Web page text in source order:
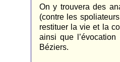
On y trouvera des
(contre les
restituer la vie et la
ainsi que
Béziers.